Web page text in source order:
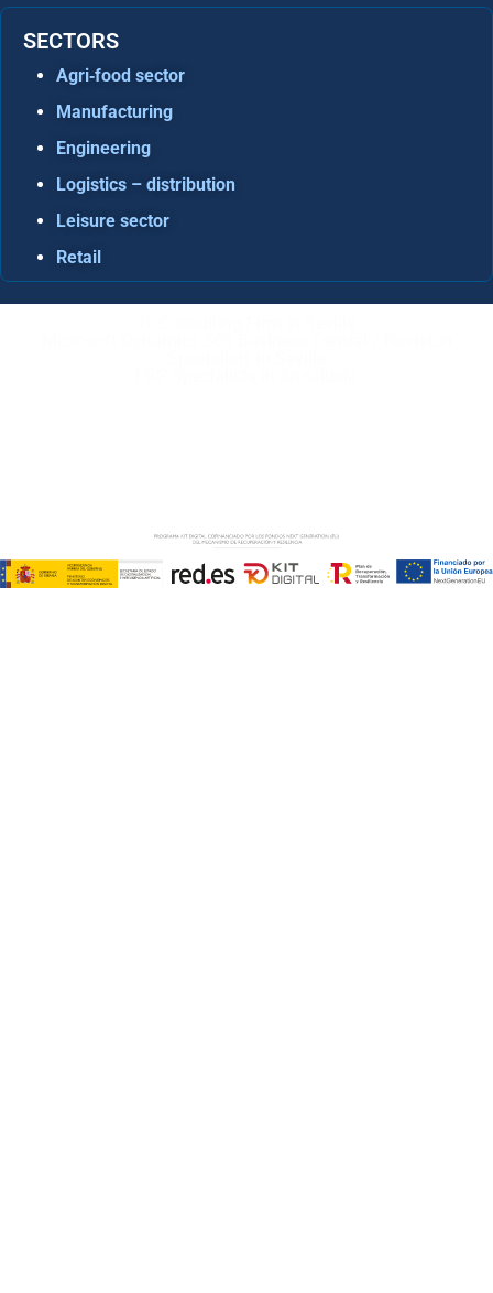
SECTORS
Agri‑food sector
Manufacturing
Engineering
Logistics – distribution
Leisure sector
Retail